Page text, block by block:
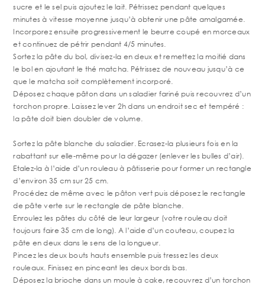
sucre et le sel puis ajoutez le lait. Pétrissez pendant quelques
minutes à vitesse moyenne jusqu’à obtenir une pâte amalgamée.
Incorporez ensuite progressivement le beurre coupé en morceaux
et continuez de pétrir pendant 4/5 minutes.
Sortez la pâte du bol, divisez-la en deux et remettez la moitié dans
le bol en ajoutant le thé matcha. Pétrissez de nouveau jusqu’à ce
que le matcha soit complètement incorporé.
Déposez chaque pâton dans un saladier fariné puis recouvrez d’un
torchon propre. Laissez lever 2h dans un endroit sec et tempéré :
la pâte doit bien doubler de volume.
Sortez la pâte blanche du saladier. Ecrasez-la plusieurs fois en la
rabattant sur elle-même pour la dégazer (enlever les bulles d’air).
Etalez-la à l’aide d’un rouleau à pâtisserie pour former un rectangle
d’environ 35 cm sur 25 cm.
Procédez de même avec le pâton vert puis déposez le rectangle
de pâte verte sur le rectangle de pâte blanche.
Enroulez les pâtes du côté de leur largeur (votre rouleau doit
toujours faire 35 cm de long). A l’aide d’un couteau, coupez la
pâte en deux dans le sens de la longueur.
Pincez les deux bouts hauts ensemble puis tressez les deux
rouleaux. Finissez en pinceant les deux bords bas.
Déposez la brioche dans un moule à cake, recouvrez d’un torchon